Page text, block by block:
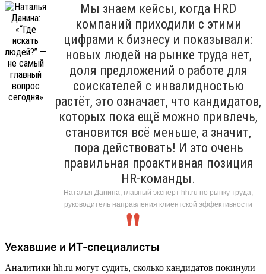
Мы знаем кейсы, когда HRD
компаний приходили с этими
цифрами к бизнесу и показывали:
новых людей на рынке труда нет,
доля предложений о работе для
соискателей с инвалидностью
растёт, это означает, что кандидатов,
которых пока ещё можно привлечь,
становится всё меньше, а значит,
пора действовать! И это очень
правильная проактивная позиция
HR-команды.
Наталья Данина, главный эксперт hh.ru по рынку труда,
руководитель направления клиентской эффективности
Уехавшие и ИТ-специалисты
Аналитики hh.ru могут судить, сколько кандидатов покинули